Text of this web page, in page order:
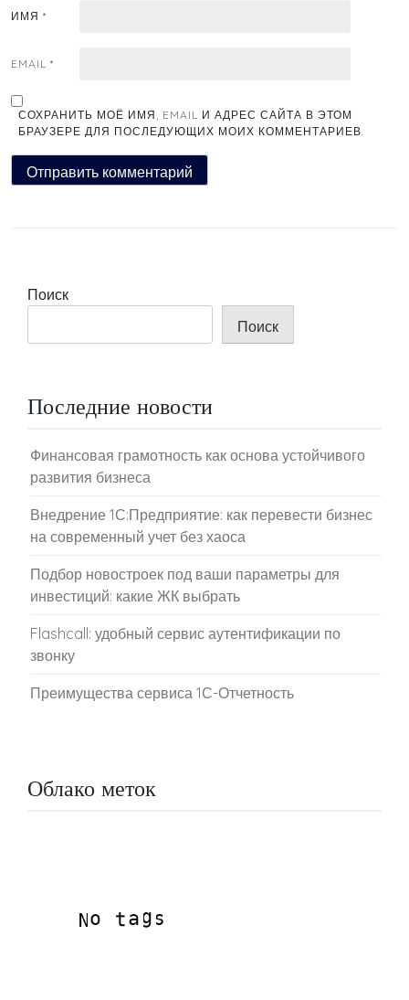
ИМЯ *
EMAIL *
СОХРАНИТЬ МОЁ ИМЯ, EMAIL И АДРЕС САЙТА В ЭТОМ
БРАУЗЕРЕ ДЛЯ ПОСЛЕДУЮЩИХ МОИХ КОММЕНТАРИЕВ.
Поиск
Поиск
Последние новости
Финансовая грамотность как основа устойчивого
развития бизнеса
Внедрение 1С:Предприятие: как перевести бизнес
на современный учет без хаоса
Подбор новостроек под ваши параметры для
инвестиций: какие ЖК выбрать
Flashcall: удобный сервис аутентификации по
звонку
Преимущества сервиса 1С-Отчетность
Облако меток